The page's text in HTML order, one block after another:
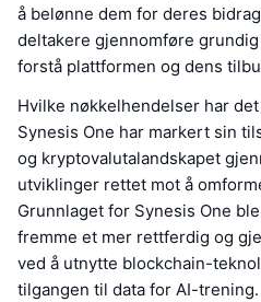
å belønne dem for deres
deltakere gjennomføre
forstå plattformen og dens
Hvilke nøkkelhendelser har
Synesis One har markert sin
og kryptovalutalandskapet
utviklinger rettet mot å
Grunnlaget for Synesis One
fremme et mer rettferdig og
ved å utnytte blockchain-
tilgangen til data for AI-